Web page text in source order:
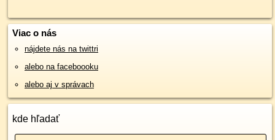
Viac o nás
nájdete nás na twittri
alebo na faceboooku
alebo aj v správach
kde hľadať